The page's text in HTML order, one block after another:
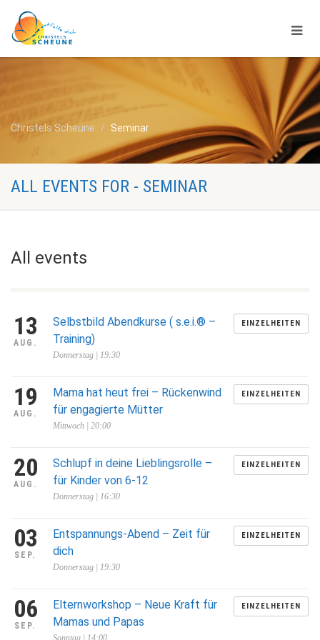
Christels Scheune Seminar
ALL EVENTS FOR - SEMINAR
All events
13
AUG.
Selbstbild Abendkurse ( s.e.i.® –
Training)
Donnerstag | 19:30
EINZELHEITEN
19
AUG.
Mama hat heut frei – Rückenwind
für engagierte Mütter
Mittwoch | 20:00
EINZELHEITEN
20
AUG.
Schlupf in deine Lieblingsrolle –
für Kinder von 6-12
Donnerstag | 16:30
EINZELHEITEN
03
SEP.
Entspannungs-Abend – Zeit für
dich
Donnerstag | 19:30
EINZELHEITEN
06
SEP.
Elternworkshop – Neue Kraft für
Mamas und Papas
Sonntag | 14:00
EINZELHEITEN